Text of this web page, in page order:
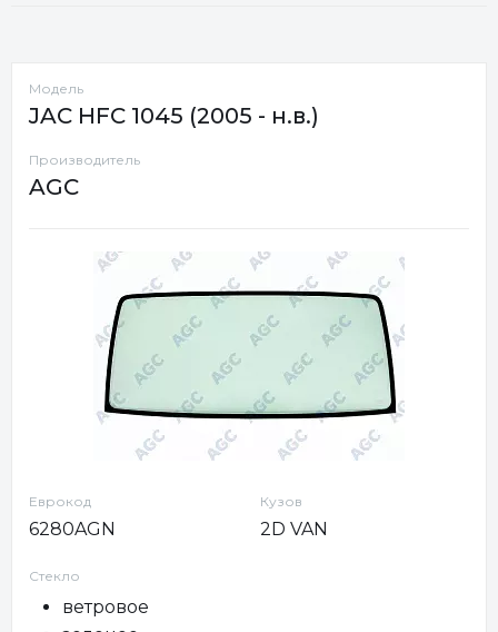
Модель
JAC HFC 1045 (2005 - н.в.)
Производитель
AGC
Еврокод
6280AGN
Кузов
2D VAN
Стекло
ветровое